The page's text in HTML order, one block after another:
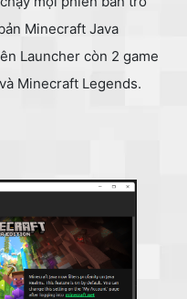
Minecraft Java
Launcher còn 2 game
Minecraft Legends.